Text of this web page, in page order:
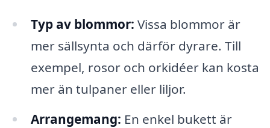
Typ av blommor: Vissa blommor är
mer sällsynta och därför dyrare. Till
exempel, rosor och orkidéer kan kosta
mer än tulpaner eller liljor.
Arrangemang: En enkel bukett är